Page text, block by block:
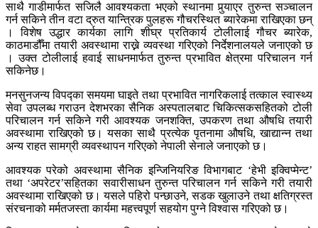
साथै गाडीमार्फत सजिलै आवश्यकता भएको स्थानमा पुर्‍याएर तुरुन्त सञ्चालन
गर्न सकिने तीन वटा द्रुत यान्त्रिक पुलहरू गौचरस्थित ब्यारेकमा राखिएका छन्
। विशेष उद्धार कार्यका लागि शीघ्र प्रतिकार्य टोलीलाई गौचर ब्यारेक,
काठमाडौँमा तयारी अवस्थामा राख्ने व्यवस्था गरिएको निर्देशनालयले जनाएको छ
। उक्त टोलीलाई हवाई साधनमार्फत तुरुन्त प्रभावित क्षेत्रमा परिचालन गर्न
सकिनेछ।
मनसुनजन्य विपद्का समयमा घाइते तथा प्रभावित नागरिकलाई तत्काल स्वास्थ्य
सेवा उपलब्ध गराउन देशभरका सैनिक अस्पतालबाट चिकित्सकसहितको टोली
परिचालन गर्न सकिने गरी आवश्यक जनशक्ति, उपकरण तथा औषधि तयारी
अवस्थामा राखिएको छ। यसका साथै प्रत्येक पृतनामा औषधि, खाद्यान्न तथा
अन्य राहत सामग्री व्यवस्थापन गरिएको नेपाली सेनाले जनाएको छ।
आवश्यक परेको अवस्थामा सैनिक इन्जिनियरिङ विभागबाट ‘हेभी इक्विप्मेन्ट’
तथा ‘अपरेटर’सहितका सवारीसाधन तुरुन्त परिचालन गर्न सकिने गरी तयारी
अवस्थामा राखिएको छ। यसले पहिरो पन्छाउने, सडक खुलाउने तथा क्षतिग्रस्त
संरचनाको मर्मतजस्ता कार्यमा महत्त्वपूर्ण सहयोग पुग्ने विश्वास गरिएको छ।